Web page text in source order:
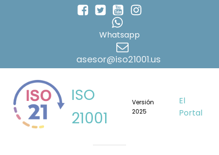
Whatsapp
asesor@iso21001.us
ISO
21001
Versión
2025
El
Portal